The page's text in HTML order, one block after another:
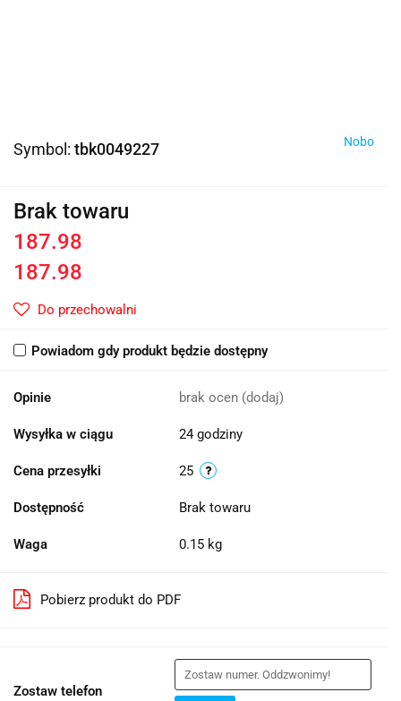
Symbol: tbk0049227 Nobo
Brak towaru
187.98
187.98
Do przechowalni
Powiadom gdy produkt będzie dostępny
Opinie brak ocen (dodaj)
Wysyłka w ciągu 24 godziny
Cena przesyłki 25
Dostępność Brak towaru
Waga 0.15 kg
Pobierz produkt do PDF
Zostaw telefon